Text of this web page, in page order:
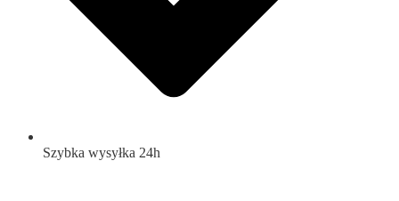
Szybka wysyłka 24h